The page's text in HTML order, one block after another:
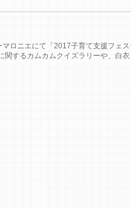
ロニエにて「2017子育て支援フェス
するカムカムクイズラリーや、白衣